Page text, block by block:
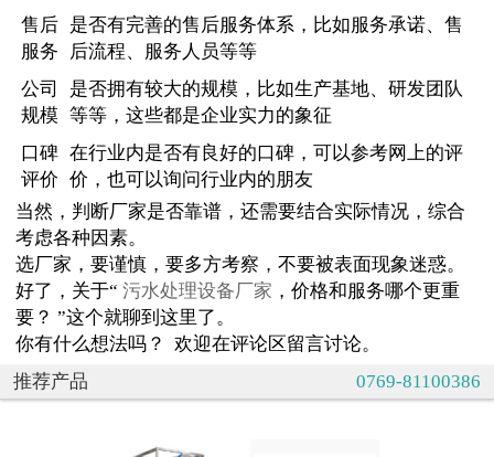
售后
服务
是否有完善的售后服务体系，比如服务承诺、售
后流程、服务人员等等
公司
规模
是否拥有较大的规模，比如生产基地、研发团队
等等，这些都是企业实力的象征
口碑
评价
在行业内是否有良好的口碑，可以参考网上的评
价，也可以询问行业内的朋友
当然，判断厂家是否靠谱，还需要结合实际情况，综合
考虑各种因素。
选厂家，要谨慎，要多方考察，不要被表面现象迷惑。
好了，关于“ 污水处理设备厂家 ，价格和服务哪个更重
要？ ”这个就聊到这里了。
你有什么想法吗？ 欢迎在评论区留言讨论。
推荐产品
0769-81100386